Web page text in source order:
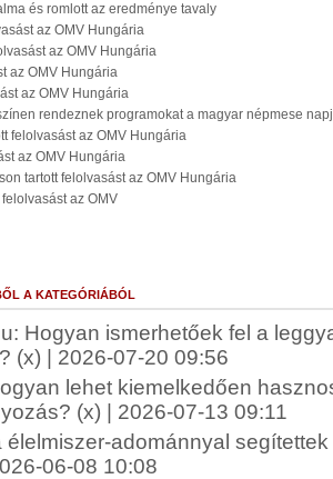
és romlott az eredménye tavaly
az OMV Hungária
az OMV Hungária
az OMV Hungária
az OMV Hungária
rendeznek programokat a magyar népmese
felolvasást az OMV Hungária
az OMV Hungária
tartott felolvasást az OMV Hungária
az OMV
A KATEGÓRIÁBÓL
Hogyan ismerhetőek fel a
(x) | 2026-07-20 09:56
lehet kiemelkedően
(x) | 2026-07-13 09:11
élelmiszer-adománnyal
06-08 10:08